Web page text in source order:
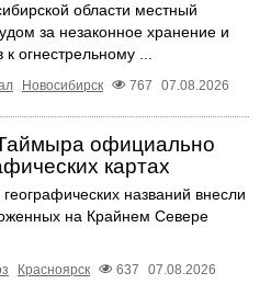
области местный
за незаконное хранение и
огнестрельному ...
Новосибирск 767 07.08.2026
официально
картах
названий внесли
на Крайнем Севере
Красноярск 637 07.08.2026